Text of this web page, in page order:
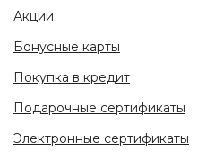
Акции
Бонусные карты
Покупка в кредит
Подарочные сертификаты
Электронные сертификаты